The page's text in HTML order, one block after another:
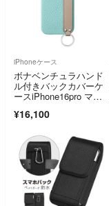
iPhoneケース
ボナベンチュラハンド
ル付きバックカバーケ
ースiPhone16pro マー
¥16,100